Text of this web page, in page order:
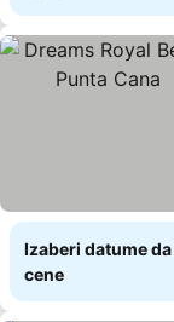
Izaberi datume
cene